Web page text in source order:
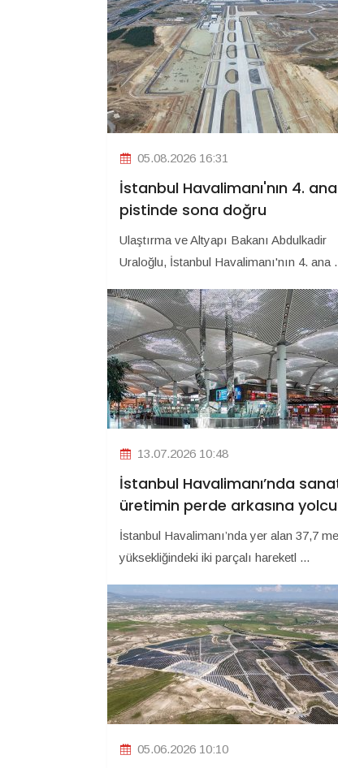
05.08.2026 16:31
İstanbul Havalimanı'nın 4. ana
pistinde sona doğru
Ulaştırma ve Altyapı Bakanı Abdulkadir
Uraloğlu, İstanbul Havalimanı'nın 4. ana
13.07.2026 10:48
İstanbul Havalimanı’nda
üretimin perde arkasına
İstanbul Havalimanı’nda yer alan 37,7
yüksekliğindeki iki parçalı hareketl ...
05.06.2026 10:10